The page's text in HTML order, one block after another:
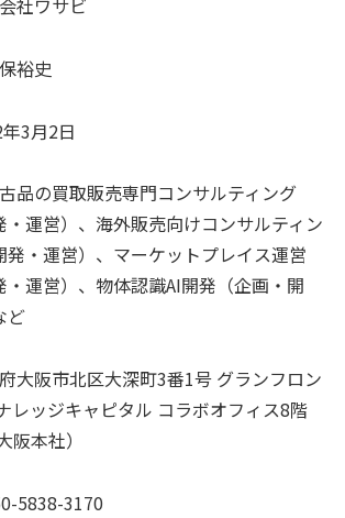
社ワサビ
裕史
3月2日
品の買取販売専門コンサルティング
・運営）、海外販売向けコンサルティン
発・運営）、マーケットプレイス運営
・運営）、物体認識AI開発（企画・開
ど
大阪市北区大深町3番1号 グランフロン
レッジキャピタル コラボオフィス8階
阪本社）
5838-3170